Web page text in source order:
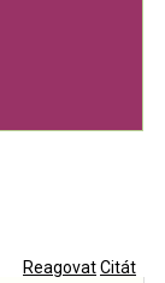
ReagovatCitát